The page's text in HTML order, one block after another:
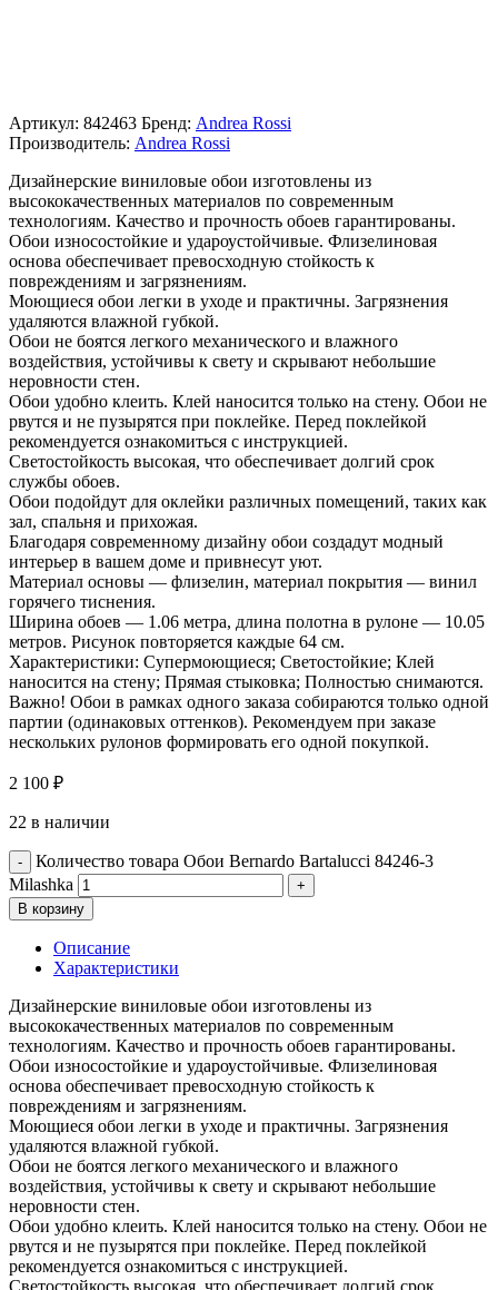
Артикул: 842463 Бренд: Andrea Rossi
Производитель: Andrea Rossi
Дизайнерские виниловые обои изготовлены из
высококачественных материалов по современным
технологиям. Качество и прочность обоев гарантированы.
Обои износостойкие и удароустойчивые. Флизелиновая
основа обеспечивает превосходную стойкость к
повреждениям и загрязнениям.
Моющиеся обои легки в уходе и практичны. Загрязнения
удаляются влажной губкой.
Обои не боятся легкого механического и влажного
воздействия, устойчивы к свету и скрывают небольшие
неровности стен.
Обои удобно клеить. Клей наносится только на стену. Обои не
рвутся и не пузырятся при поклейке. Перед поклейкой
рекомендуется ознакомиться с инструкцией.
Светостойкость высокая, что обеспечивает долгий срок
службы обоев.
Обои подойдут для оклейки различных помещений, таких как
зал, спальня и прихожая.
Благодаря современному дизайну обои создадут модный
интерьер в вашем доме и привнесут уют.
Материал основы — флизелин, материал покрытия — винил
горячего тиснения.
Ширина обоев — 1.06 метра, длина полотна в рулоне — 10.05
метров. Рисунок повторяется каждые 64 см.
Характеристики: Супермоющиеся; Светостойкие; Клей
наносится на стену; Прямая стыковка; Полностью снимаются.
Важно! Обои в рамках одного заказа собираются только одной
партии (одинаковых оттенков). Рекомендуем при заказе
нескольких рулонов формировать его одной покупкой.
2 100 ₽
22 в наличии
Количество товара Обои Bernardo Bartalucci 84246-3
Milashka
В корзину
Описание
Характеристики
Дизайнерские виниловые обои изготовлены из
высококачественных материалов по современным
технологиям. Качество и прочность обоев гарантированы.
Обои износостойкие и удароустойчивые. Флизелиновая
основа обеспечивает превосходную стойкость к
повреждениям и загрязнениям.
Моющиеся обои легки в уходе и практичны. Загрязнения
удаляются влажной губкой.
Обои не боятся легкого механического и влажного
воздействия, устойчивы к свету и скрывают небольшие
неровности стен.
Обои удобно клеить. Клей наносится только на стену. Обои не
рвутся и не пузырятся при поклейке. Перед поклейкой
рекомендуется ознакомиться с инструкцией.
Светостойкость высокая, что обеспечивает долгий срок